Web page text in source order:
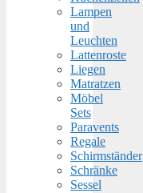
Lampen
und
Leuchten
Lattenroste
Liegen
Matratzen
Möbel
Sets
Paravents
Regale
Schirmständer
Schränke
Sessel